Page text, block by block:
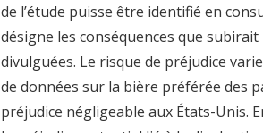
de l’étude puisse être identifié en
désigne les conséquences que
divulguées. Le risque de préjudice
de données sur la bière préférée des
préjudice négligeable aux États-Unis.